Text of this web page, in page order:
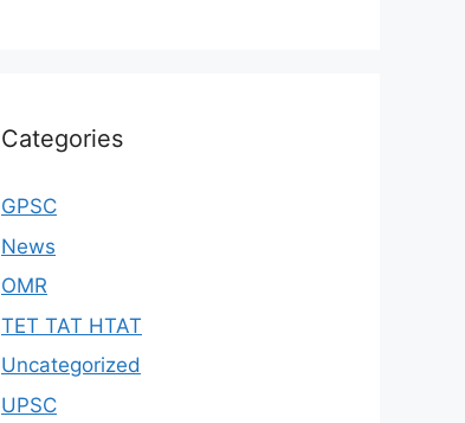
Categories
GPSC
News
OMR
TET TAT HTAT
Uncategorized
UPSC